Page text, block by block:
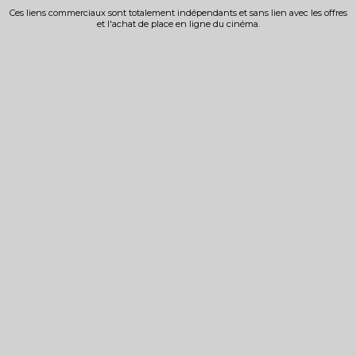
Ces liens commerciaux sont totalement indépendants et sans lien avec les offres
et l'achat de place en ligne du cinéma.